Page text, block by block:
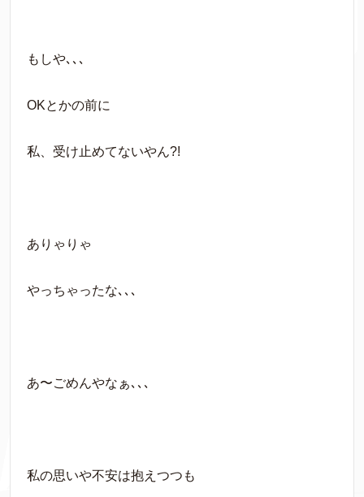
もしや､､､
OKとかの前に
私、受け止めてないやん?!
ありゃりゃ
やっちゃったな､､､
あ〜ごめんやなぁ､､､
私の思いや不安は抱えつつも